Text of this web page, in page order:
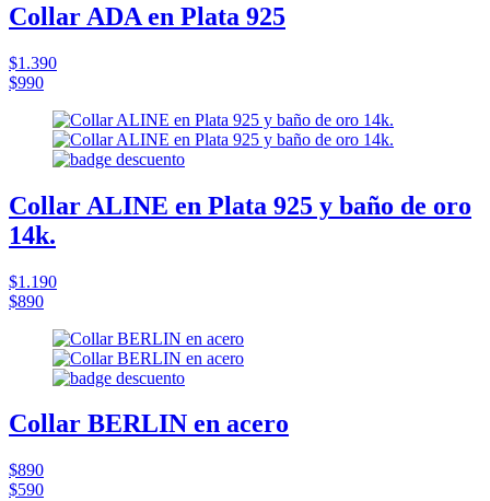
Collar ADA en Plata 925
$1.390
$990
Collar ALINE en Plata 925 y baño de oro
14k.
$1.190
$890
Collar BERLIN en acero
$890
$590